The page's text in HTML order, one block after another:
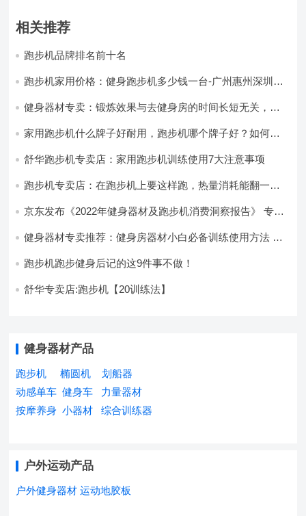
相关推荐
跑步机品牌排名前十名
跑步机家用价格：健身跑步机多少钱一台-广州惠州深圳东
健身器材专卖：锻炼效果与去健身房的时间长短无关，而
家用跑步机什么牌子好耐用，跑步机哪个牌子好？如何选
舒华跑步机专卖店：家用跑步机训练使用7大注意事项
跑步机专卖店：在跑步机上要这样跑，热量消耗能翻一
京东发布《2022年健身器材及跑步机消费洞察报告》 专
健身器材专卖推荐：健身房器材小白必备训练使用方法 附
跑步机跑步健身后记的这9件事不做！
舒华专卖店:跑步机【20训练法】
健身器材产品
跑步机 椭圆机
划船器
动感单车 健身车
力量器材
按摩养身 小器材 综合训练器
户外运动产品
户外健身器材 运动地胶板